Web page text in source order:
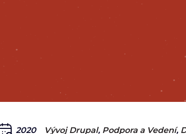
2020 Vývoj Drupal Podpora a Vedení